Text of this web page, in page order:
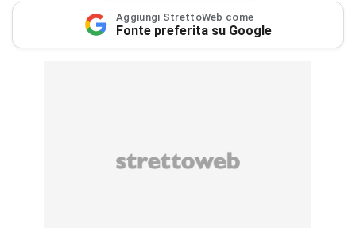
Aggiungi StrettoWeb come
Fonte preferita su Google